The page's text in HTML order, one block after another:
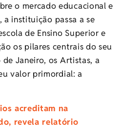
o mercado educacional e
a instituição passa a se
de Ensino Superior e
os pilares centrais do seu
Janeiro, os Artistas, a
valor primordial: a
acreditam na
revela relatório